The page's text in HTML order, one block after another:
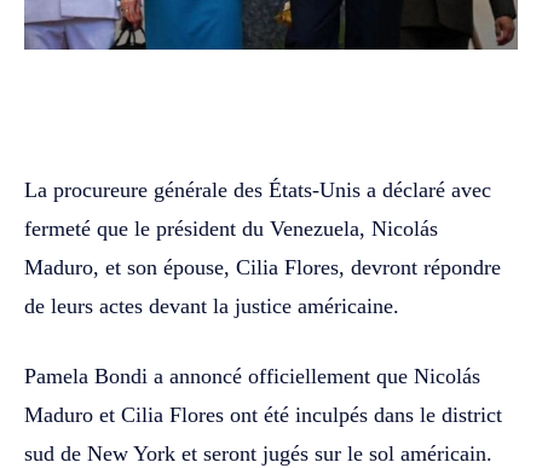
La procureure générale des États-Unis a déclaré avec
fermeté que le président du Venezuela, Nicolás
Maduro, et son épouse, Cilia Flores, devront répondre
de leurs actes devant la justice américaine.
Pamela Bondi a annoncé officiellement que Nicolás
Maduro et Cilia Flores ont été inculpés dans le district
sud de New York et seront jugés sur le sol américain.